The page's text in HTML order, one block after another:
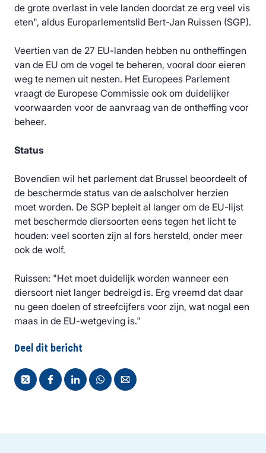
de grote overlast in vele landen doordat ze erg veel vis
eten", aldus Europarlementslid Bert-Jan Ruissen (SGP).
Veertien van de 27 EU-landen hebben nu ontheffingen
van de EU om de vogel te beheren, vooral door eieren
weg te nemen uit nesten. Het Europees Parlement
vraagt de Europese Commissie ook om duidelijker
voorwaarden voor de aanvraag van de ontheffing voor
beheer.
Status
Bovendien wil het parlement dat Brussel beoordeelt of
de beschermde status van de aalscholver herzien
moet worden. De SGP bepleit al langer om de EU-lijst
met beschermde diersoorten eens tegen het licht te
houden: veel soorten zijn al fors hersteld, onder meer
ook de wolf.
Ruissen: "Het moet duidelijk worden wanneer een
diersoort niet langer bedreigd is. Erg vreemd dat daar
nu geen doelen of streefcijfers voor zijn, wat nogal een
maas in de EU-wetgeving is."
Deel dit bericht